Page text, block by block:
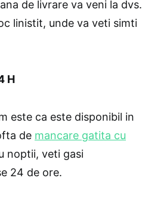
de livrare va veni la dvs.
linistit, unde va veti simti
H
este ca este disponibil in
de mancare gatita cu
noptii, veti gasi
24 de ore.